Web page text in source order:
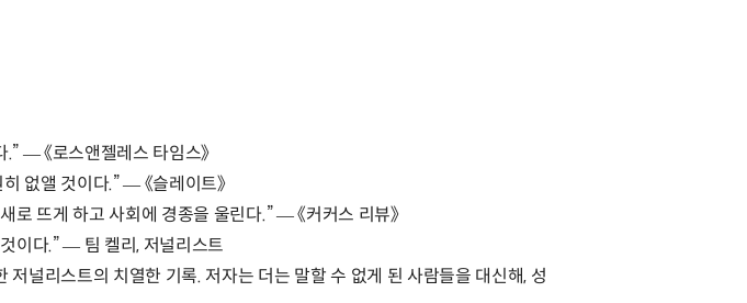
― 《로스앤젤레스 타임스》
없앨 것이다.” ― 《슬레이트》
뜨게 하고 사회에 경종을 울린다.” ― 《커커스 리뷰》
이다.” ― 팀 켈리, 저널리스트
널리스트의 치열한 기록. 저자는 더는 말할 수 없게 된 사람들을 대신해, 성